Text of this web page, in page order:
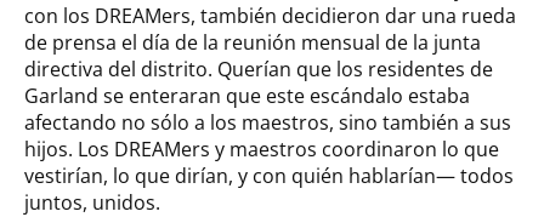
con los DREAMers, también decidieron dar una rueda
de prensa el día de la reunión mensual de la junta
directiva del distrito. Querían que los residentes de
Garland se enteraran que este escándalo estaba
afectando no sólo a los maestros, sino también a sus
hijos. Los DREAMers y maestros coordinaron lo que
vestirían, lo que dirían, y con quién hablarían— todos
juntos, unidos.